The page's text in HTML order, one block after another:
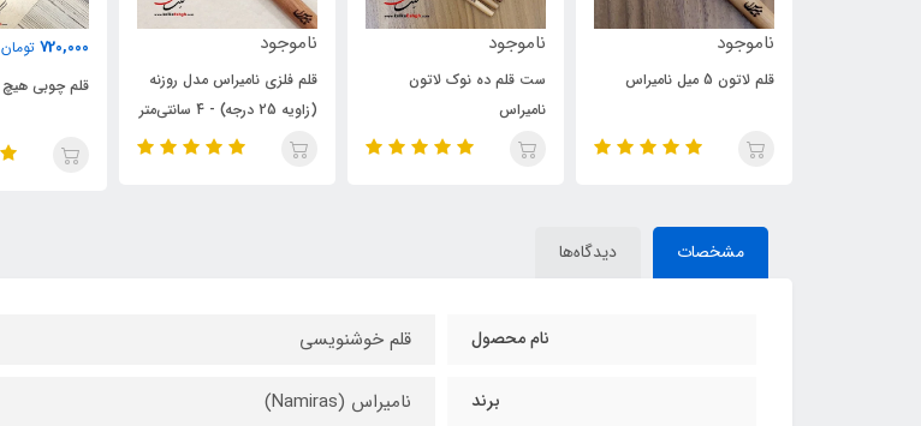
ناموجود
قلم لاتون 5 میل نامیراس
ناموجود
ست قلم ده نوک لاتون
نامیراس
ناموجود
قلم فلزی نامیراس مدل روزنه
(زاویه 25 درجه) - 4 سانتی‌متر
720,000 تومان
قلم چوبی هیچ
مشخصات دیدگاه‌ها
نام محصول قلم خوشنویسی
برند نامیراس (Namiras)